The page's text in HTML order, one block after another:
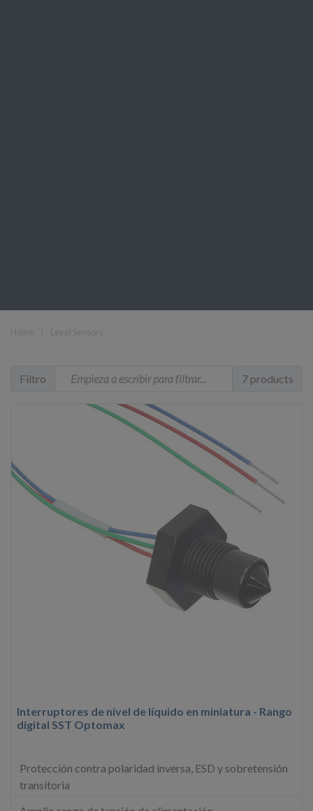
Filtro 7 products
Interruptores de nivel de líquido en miniatura - Rango
digital SST Optomax
Protección contra polaridad inversa, ESD y sobretensión
transitoria